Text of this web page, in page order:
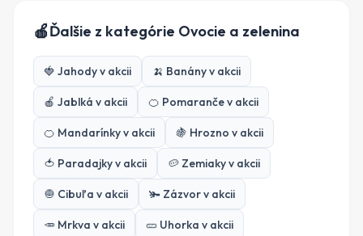
🍎Ďalšie z kategórie Ovocie a zelenina
🍓 Jahodyv akcii 🍌 Banányv akcii
🍎 Jablká v akcii 🍊 Pomarančev akcii
🍊 Mandarínkyv akcii 🍇 Hrozno v akcii
🍅 Paradajkyv akcii 🥔 Zemiakyv akcii
🧅 Cibuľa v akcii 🫚 Zázvorv akcii
🥕 Mrkva v akcii 🥒 Uhorka v akcii